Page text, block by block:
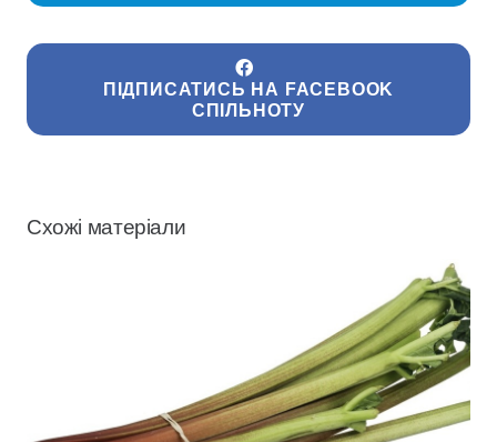
ПІДПИСАТИСЬ НА FACEBOOK
СПІЛЬНОТУ
Схожі матеріали